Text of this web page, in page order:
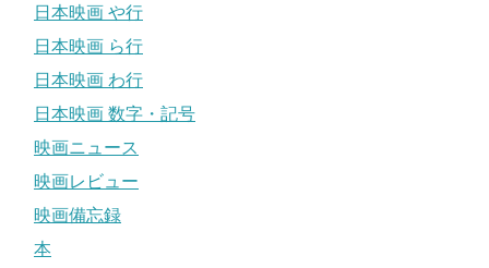
日本映画 や行
日本映画 ら行
日本映画 わ行
日本映画 数字・記号
映画ニュース
映画レビュー
映画備忘録
本